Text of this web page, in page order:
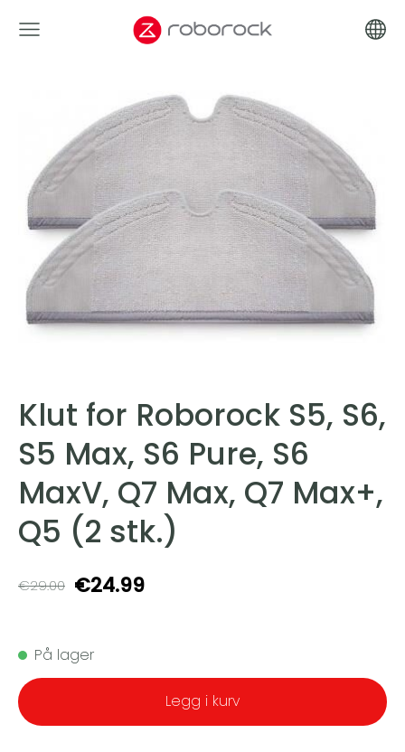
Klut for Roborock S5, S6,
S5 Max, S6 Pure, S6
MaxV, Q7 Max, Q7 Max+,
Q5 (2 stk.)
€29.00 €24.99
På lager
Legg i kurv